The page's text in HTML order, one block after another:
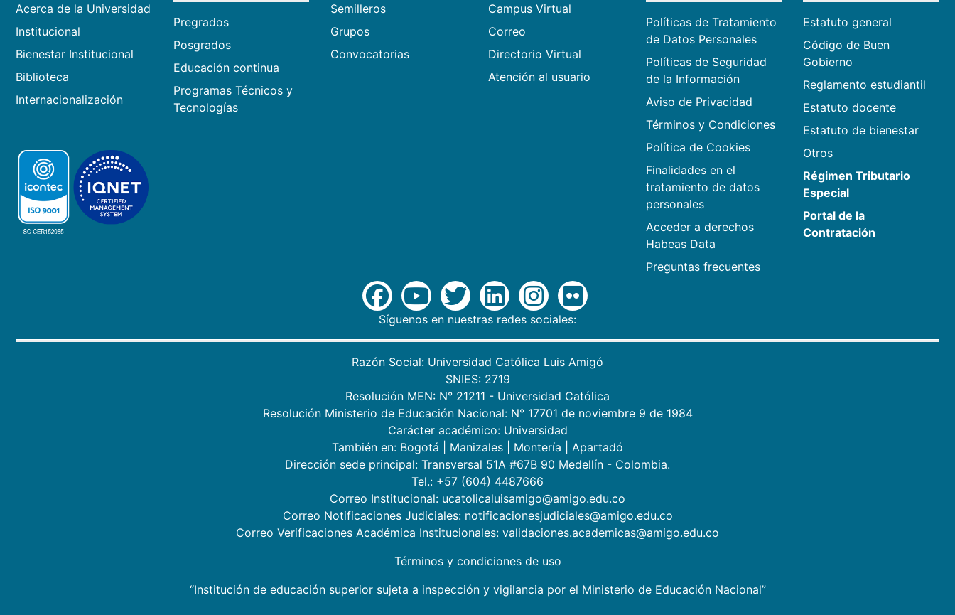
Acerca de la Universidad
Institucional
Bienestar Institucional
Biblioteca
Internacionalización
Pregrados
Posgrados
Educación continua
Programas Técnicos y
Tecnologías
Semilleros
Grupos
Convocatorias
Campus Virtual
Correo
Directorio Virtual
Atención al usuario
Políticas de Tratamiento
de Datos Personales
Políticas de Seguridad
de la Información
Aviso de Privacidad
Términos y Condiciones
Política de Cookies
Finalidades en el
tratamiento de datos
personales
Acceder a derechos
Habeas Data
Preguntas frecuentes
Estatuto general
Código de Buen
Gobierno
Reglamento estudiantil
Estatuto docente
Estatuto de bienestar
Otros
Régimen Tributario
Especial
Portal de la
Contratación
Síguenos en nuestras redes sociales:
Razón Social: Universidad Católica Luis Amigó
SNIES: 2719
Resolución MEN: N° 21211 - Universidad Católica
Resolución Ministerio de Educación Nacional: N° 17701 de noviembre 9 de 1984
Carácter académico: Universidad
También en: Bogotá Manizales Montería
Apartadó
Dirección sede principal: Transversal 51A #67B 90 Medellín - Colombia.
Tel.: +57 (604) 4487666
Correo Institucional: ucatolicaluisamigo@amigo.edu.co
Correo Notificaciones Judiciales: notificacionesjudiciales@amigo.edu.co
Correo Verificaciones Académica Institucionales: validaciones.academicas@amigo.edu.co
Términos y condiciones de uso
“Institución de educación superior sujeta a inspección y vigilancia por el Ministerio de Educación Nacional”